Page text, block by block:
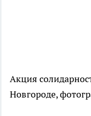
Акция
Новгороде,